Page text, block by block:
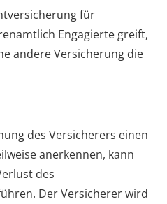
für
Engagierte greift,
andere Versicherung die
des Versicherers einen
anerkennen, kann
des
Der Versicherer wird